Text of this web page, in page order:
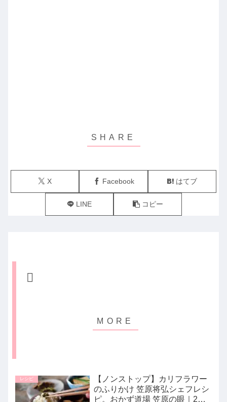
X Facebook はてブ
LINE コピー
レシピ
【ノンストップ】カリフラワー
のふりかけ 笠原将弘シェフレシ
ピ。おかず道場 笠原の眼｜2月